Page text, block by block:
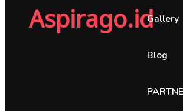
Aspirago.idGallery
Blog